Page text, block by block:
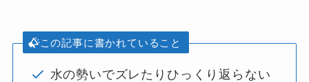
この記事に書かれていること
水の勢いでズレたりひっくり返らない